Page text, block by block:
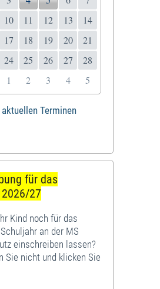
10 11 12 13
14
17 18 19 20
21
24 25 26 27
28
1 2 3 4 5
Terminen
für das
27
Kind noch für das
an der MS
einschreiben lassen?
Sie nicht und klicken Sie